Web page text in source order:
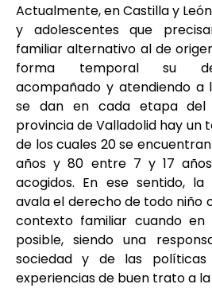
Actualmente, en Castilla y
y adolescentes que
familiar alternativo al de
forma temporal su
acompañado y atendiendo a
se dan en cada etapa del
provincia de Valladolid hay un
de los cuales 20 se
años y 80 entre 7 y 17
acogidos. En ese sentido,
avala el derecho de todo niño
contexto familiar cuando
posible, siendo una
sociedad y de las
experiencias de buen trato a